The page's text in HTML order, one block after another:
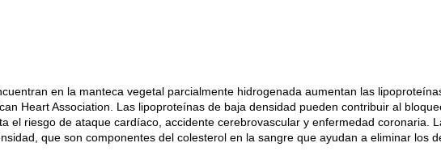
en la manteca vegetal parcialmente hidrogenada aumentan las
Heart Association. Las lipoproteínas de baja densidad pueden contribuir al
el riesgo de ataque cardíaco, accidente cerebrovascular y enfermedad coronaria.
que son componentes del colesterol en la sangre que ayudan a eliminar los